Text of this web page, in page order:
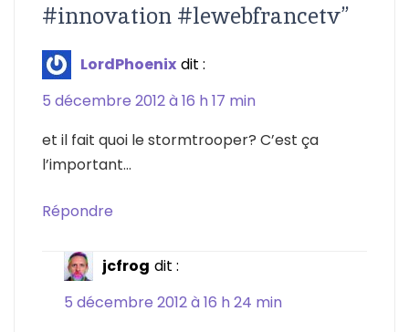
#innovation #lewebfrancetv”
LordPhoenix dit :
5 décembre 2012 à 16 h 17 min
et il fait quoi le stormtrooper? C’est ça
l’important…
Répondre
jcfrog dit :
5 décembre 2012 à 16 h 24 min